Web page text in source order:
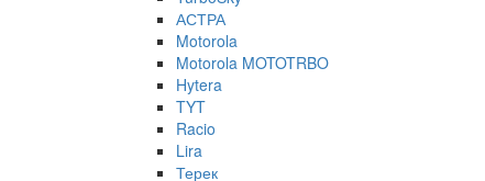
АСТРА
Motorola
Motorola MOTOTRBO
Hytera
TYT
Racio
Lira
Терек